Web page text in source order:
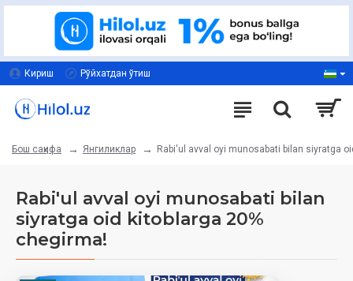
Кириш Рўйхатдан ўтиш
Бош саҳифа Янгиликлар Rabi'ul avval oyi munosabati bilan siyratga
Rabi'ul avval oyi munosabati bilan
siyratga oid kitoblarga 20%
chegirma!